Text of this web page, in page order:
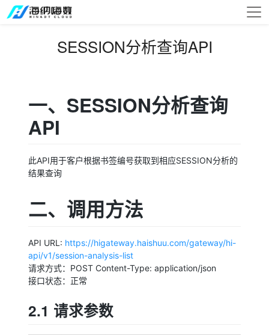
SESSION分析查询API
一、SESSION分析查询
API
此API用于客户根据书签编号获取到相应SESSION分析的
结果查询
二、调用方法
API URL: https://higateway.haishuu.com/gateway/hi-
api/v1/session-analysis-list
请求方式：POST Content-Type: application/json
接口状态：正常
2.1 请求参数